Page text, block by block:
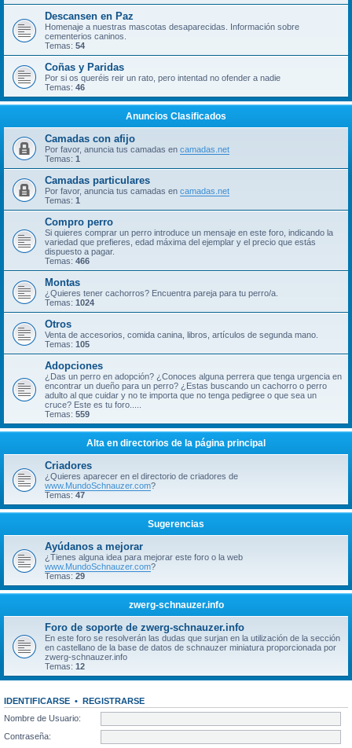
Descansen en Paz
Homenaje a nuestras mascotas desaparecidas. Información sobre
cementerios caninos.
Temas: 54
Coñas y Paridas
Por si os queréis reir un rato, pero intentad no ofender a nadie
Temas: 46
Anuncios Clasificados
Camadas con afijo
Por favor, anuncia tus camadas en camadas.net
Temas: 1
Camadas particulares
Por favor, anuncia tus camadas en camadas.net
Temas: 1
Compro perro
Si quieres comprar un perro introduce un mensaje en este foro, indicando la
variedad que prefieres, edad máxima del ejemplar y el precio que estás
dispuesto a pagar.
Temas: 466
Montas
¿Quieres tener cachorros? Encuentra pareja para tu perro/a.
Temas: 1024
Otros
Venta de accesorios, comida canina, libros, artículos de segunda mano.
Temas: 105
Adopciones
¿Das un perro en adopción? ¿Conoces alguna perrera que tenga urgencia en
encontrar un dueño para un perro? ¿Estas buscando un cachorro o perro
adulto al que cuidar y no te importa que no tenga pedigree o que sea un
cruce? Este es tu foro.....
Temas: 559
Alta en directorios de la página principal
Criadores
¿Quieres aparecer en el directorio de criadores de
www.MundoSchnauzer.com?
Temas: 47
Sugerencias
Ayúdanos a mejorar
¿Tienes alguna idea para mejorar este foro o la web
www.MundoSchnauzer.com?
Temas: 29
zwerg-schnauzer.info
Foro de soporte de zwerg-schnauzer.info
En este foro se resolverán las dudas que surjan en la utilización de la sección
en castellano de la base de datos de schnauzer miniatura proporcionada por
zwerg-schnauzer.info
Temas: 12
IDENTIFICARSE • REGISTRARSE
Nombre de Usuario:
Contraseña: